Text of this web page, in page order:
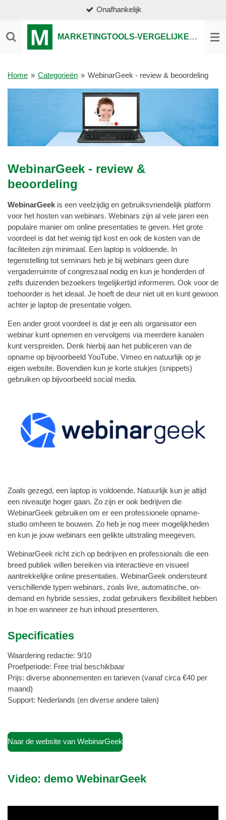
naar
de
MARKETINGTOOLS-VERGELIJKEN.NL
Onafhankelijk
Home » Categorieën » WebinarGeek - review & beoordeling
WebinarGeek - review &
beoordeling
WebinarGeek is een veelzijdig en gebruiksvriendelijk platform
voor het hosten van webinars. Webinars zijn al vele jaren een
populaire manier om online presentaties te geven. Het grote
voordeel is dat het weinig tijd kost en ook de kosten van de
faciliteiten zijn minimaal. Een laptop is voldoende. In
tegenstelling tot seminars heb je bij webinars geen dure
vergaderruimte of congreszaal nodig en kun je honderden of
zelfs duizenden bezoekers tegelijkertijd informeren. Ook voor de
toehoorder is het ideaal. Je hoeft de deur niet uit en kunt gewoon
achter je laptop de presentatie volgen.
Een ander groot voordeel is dat je een als organisator een
webinar kunt opnemen en vervolgens via meerdere kanalen
kunt verspreiden. Denk hierbij aan het publiceren van de
opname op bijvoorbeeld YouTube, Vimeo en natuurlijk op je
eigen website. Bovendien kun je korte stukjes (snippets)
gebruiken op bijvoorbeeld social media.
Zoals gezegd, een laptop is voldoende. Natuurlijk kun je altijd
een niveautje hoger gaan. Zo zijn er ook bedrijven die
WebinarGeek gebruiken om er een professionele opname-
studio omheen te bouwen. Zo heb je nog meer mogelijkheden
en kun je jouw webinars een gelikte uitstraling meegeven.
WebinarGeek richt zich op bedrijven en professionals die een
breed publiek willen bereiken via interactieve en visueel
aantrekkelijke online presentaties. WebinarGeek ondersteunt
verschillende typen webinars, zoals live, automatische, on-
demand en hybride sessies, zodat gebruikers flexibiliteit hebben
in hoe en wanneer ze hun inhoud presenteren.
Specificaties
Waardering redactie: 9/10
Proefperiode: Free trial beschikbaar
Prijs: diverse abonnementen en tarieven (vanaf circa €40 per
maand)
Support: Nederlands (en diverse andere talen)
Naar de website van WebinarGeek
Video: demo WebinarGeek